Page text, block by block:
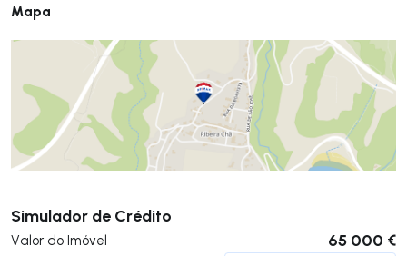
Mapa
Simulador de Crédito
Valor do Imóvel 65 000 €
Submeter